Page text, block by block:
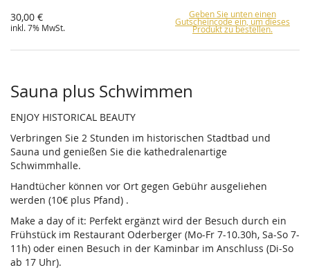
30,00 €
inkl. 7% MwSt.
Geben Sie unten einen
Gutscheincode ein, um dieses
Produkt zu bestellen.
Sauna plus Schwimmen
ENJOY HISTORICAL BEAUTY
Verbringen Sie 2 Stunden im historischen Stadtbad und
Sauna und genießen Sie die kathedralenartige
Schwimmhalle.
Handtücher können vor Ort gegen Gebühr ausgeliehen
werden (10€ plus Pfand) .
Make a day of it: Perfekt ergänzt wird der Besuch durch ein
Frühstück im Restaurant Oderberger (Mo-Fr 7-10.30h, Sa-So 7-
11h) oder einen Besuch in der Kaminbar im Anschluss (Di-So
ab 17 Uhr).